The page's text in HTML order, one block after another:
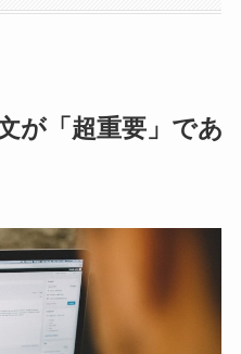
が「超重要」であ